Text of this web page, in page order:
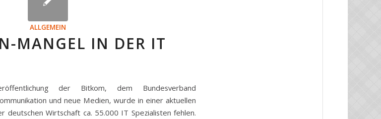
ALLGEMEIN
MANGEL IN DER IT
der Bitkom, dem Bundesverband
und neue Medien, wurde in einer aktuellen
deutschen Wirtschaft ca. 55.000 IT Spezialisten fehlen.